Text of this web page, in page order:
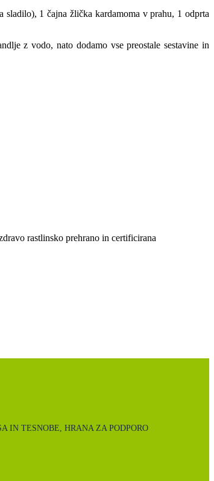
1 čajna žlička kardamoma v prahu, 1 odprta
z vodo, nato dodamo vse preostale sestavine in
rastlinsko prehrano in certificirana
IN TESNOBE, HRANA ZA PODPORO